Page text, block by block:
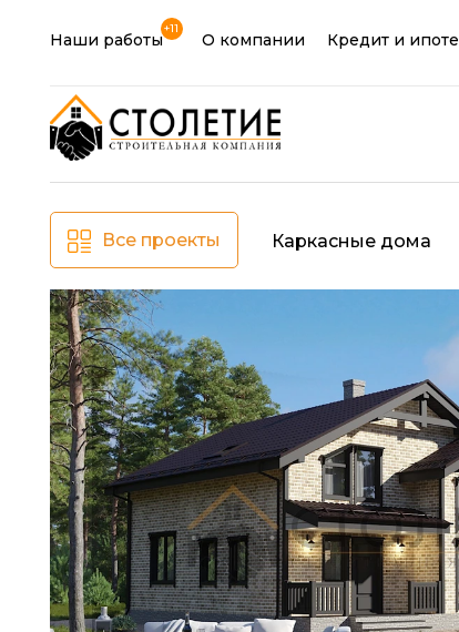
Наши работы
+11
О компании Кредит и
Все проекты Каркасные дома